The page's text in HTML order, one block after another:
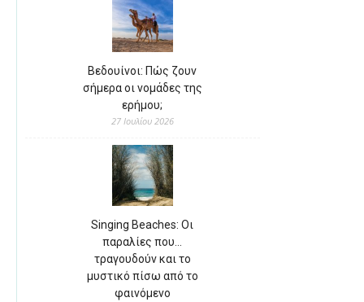
Βεδουίνοι: Πώς ζουν
σήμερα οι νομάδες της
ερήμου;
27 Ιουλίου 2026
Singing Beaches: Οι
παραλίες που…
τραγουδούν και το
μυστικό πίσω από το
φαινόμενο